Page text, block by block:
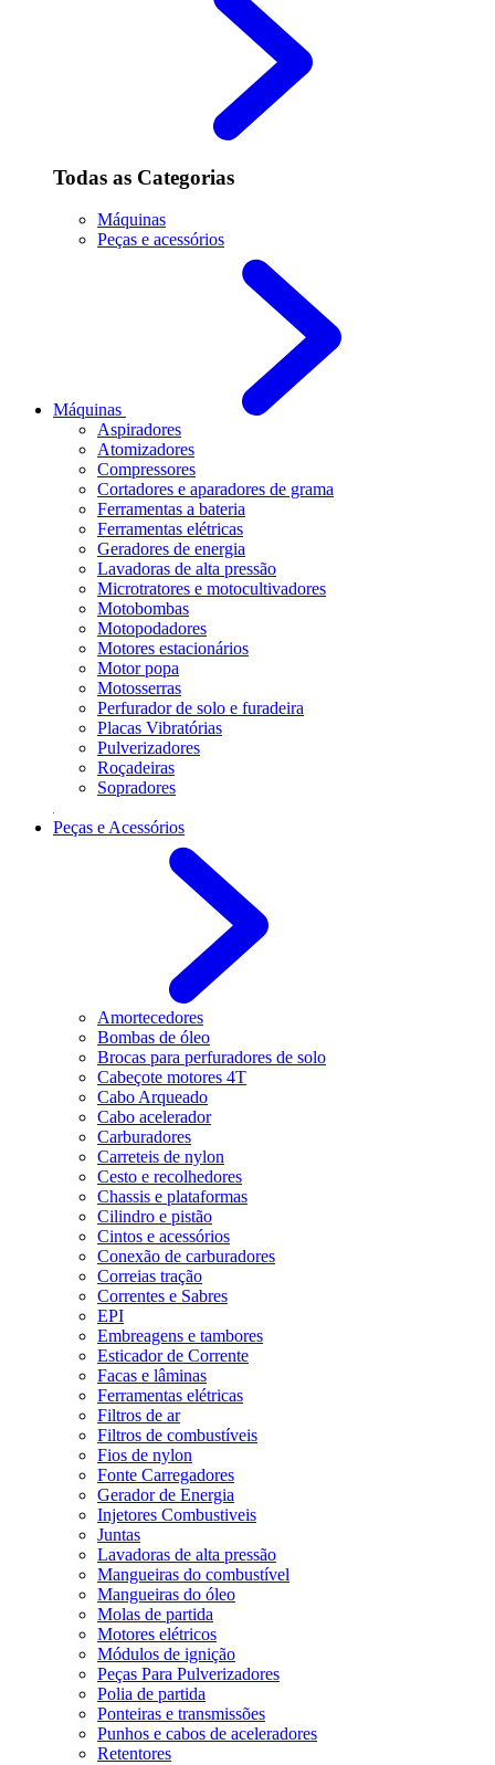
Todas as Categorias
Máquinas
Peças e acessórios
Máquinas
Aspiradores
Atomizadores
Compressores
Cortadores e aparadores de grama
Ferramentas a bateria
Ferramentas elétricas
Geradores de energia
Lavadoras de alta pressão
Microtratores e motocultivadores
Motobombas
Motopodadores
Motores estacionários
Motor popa
Motosserras
Perfurador de solo e furadeira
Placas Vibratórias
Pulverizadores
Roçadeiras
Sopradores
Peças e Acessórios
Amortecedores
Bombas de óleo
Brocas para perfuradores de solo
Cabeçote motores 4T
Cabo Arqueado
Cabo acelerador
Carburadores
Carreteis de nylon
Cesto e recolhedores
Chassis e plataformas
Cilindro e pistão
Cintos e acessórios
Conexão de carburadores
Correias tração
Correntes e Sabres
EPI
Embreagens e tambores
Esticador de Corrente
Facas e lâminas
Ferramentas elétricas
Filtros de ar
Filtros de combustíveis
Fios de nylon
Fonte Carregadores
Gerador de Energia
Injetores Combustiveis
Juntas
Lavadoras de alta pressão
Mangueiras do combustível
Mangueiras do óleo
Molas de partida
Motores elétricos
Módulos de ignição
Peças Para Pulverizadores
Polia de partida
Ponteiras e transmissões
Punhos e cabos de aceleradores
Retentores